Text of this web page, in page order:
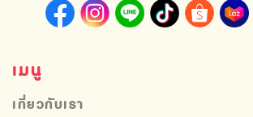
เมนู
เกี่ยวกับเรา